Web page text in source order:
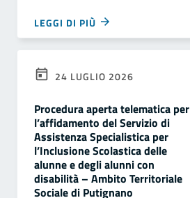
LEGGI DI PIÙ
24 LUGLIO 2026
Procedura aperta telematica per
l’affidamento del Servizio di
Assistenza Specialistica per
l’Inclusione Scolastica delle
alunne e degli alunni con
disabilità – Ambito Territoriale
Sociale di Putignano